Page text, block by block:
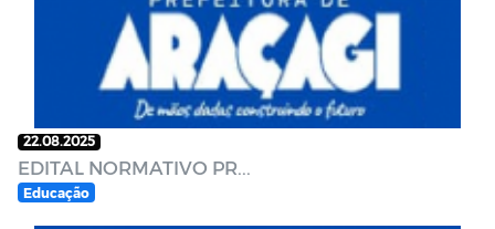
22.08.2025
EDITAL NORMATIVO PR...
Educação